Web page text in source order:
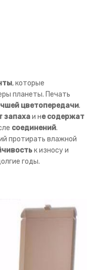
, которые
планеты. Печать
цветопередачи.
запахаи не содержат
соединений.
протирать влажной
к износу и
годы.